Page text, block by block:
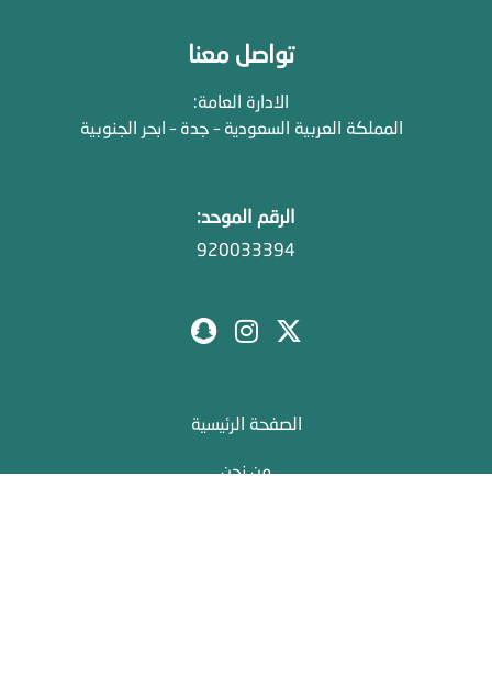
تواصل معنا
الادارة العامة:
المملكة العربية السعودية – جدة – ابحر الجنوبية
الرقم الموحد:
920033394
الصفحة الرئيسية
من نحن